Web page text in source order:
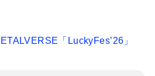
「LuckyFes’26」